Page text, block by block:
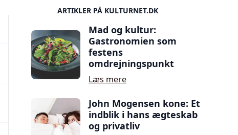
SIDSTE ARTIKLER PÅ KULTURNET.DK
Mad og kultur:
Gastronomien som
festens
omdrejningspunkt
Læs mere
John Mogensen kone: Et
indblik i hans ægteskab
og privatliv